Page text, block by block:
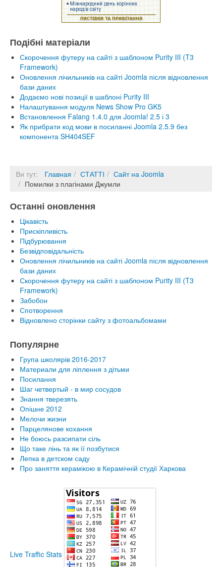
Подібні матеріали
Скорочення футеру на сайті з шаблоном Purity III (T3
Framework)
Оновлення лічильників на сайті Joomla після відновлення
бази даних
Додаємо нові позиції в шаблоні Purity III
Налаштування модуля News Show Pro GK5
Встановлення Falang 1.4.0 для Joomla! 2.5 і 3
Як прибрати код мови в посиланні Joomla 2.5.9 без
компонента SH404SEF
Ви тут: Главная СТАТТІ
Сайт на Joomla
Помилки з плагінами Джумли
Останні оновлення
Цікавість
Прискіпливість
Підбурювання
Безвідповідальність
Оновлення лічильників на сайті Joomla після відновлення
бази даних
Скорочення футеру на сайті з шаблоном Purity III (T3
Framework)
Забобон
Спотворення
Відновлено сторінки сайту з фотоальбомами
Популярне
Група школярів 2016-2017
Материали для ліплення з дітьми
Посилання
Шаг четвертый - в мир сосудов
Знання тверезять
Опішне 2012
Мелочи жизни
Парцелянове кохання
Не боюсь разсипати сіль
Що таке лінь та як її позбутися
Лепка в детском саду
Про заняття керамікою в Керамічній студії Харкова
Live Traffic Stats